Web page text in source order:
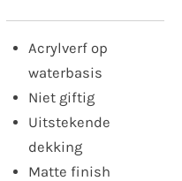
Acrylverf op
waterbasis
Niet giftig
Uitstekende
dekking
Matte finish